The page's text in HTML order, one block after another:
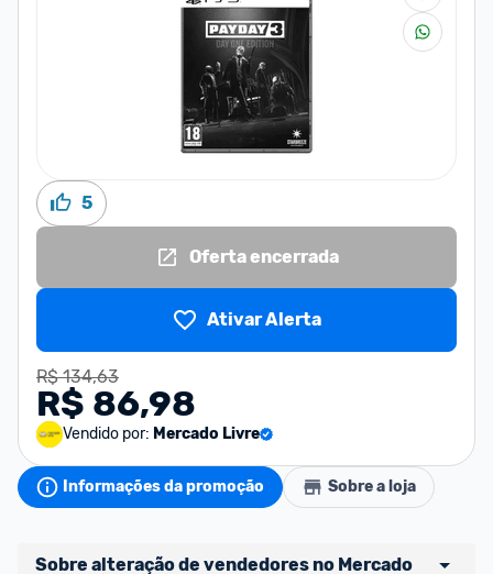
5
Oferta encerrada
Ativar Alerta
R$ 134,63
R$ 86,98
Vendido por: Mercado Livre
Informações da promoção Sobre a loja
Sobre alteração de vendedores no Mercado